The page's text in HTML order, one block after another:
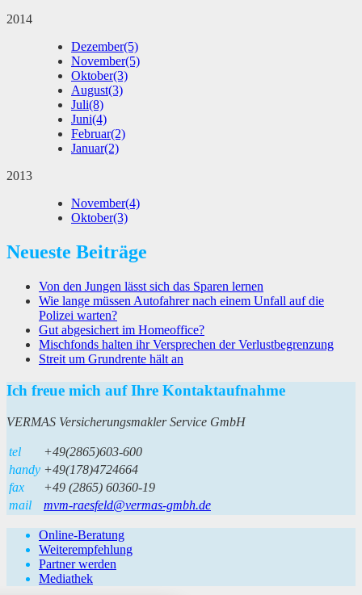
2014
Dezember(5)
November(5)
Oktober(3)
August(3)
Juli(8)
Juni(4)
Februar(2)
Januar(2)
2013
November(4)
Oktober(3)
Neueste Beiträge
Von den Jungen lässt sich das Sparen lernen
Wie lange müssen Autofahrer nach einem Unfall auf die
Polizei warten?
Gut abgesichert im Homeoffice?
Mischfonds halten ihr Versprechen der Verlustbegrenzung
Streit um Grundrente hält an
Ich freue mich auf Ihre Kontaktaufnahme
VERMAS Versicherungsmakler Service GmbH
tel
+49(2865)603-600
handy +49(178)4724664
fax
+49 (2865) 60360-19
mail
mvm-raesfeld@vermas-gmbh.de
Online-Beratung
Weiterempfehlung
Partner werden
Mediathek